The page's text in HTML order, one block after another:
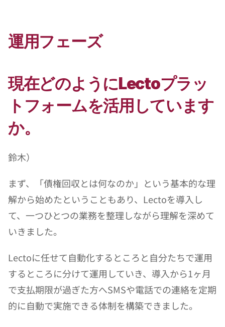
運用フェーズ
現在どのようにLectoプラッ
トフォームを活用しています
か。
鈴木）
まず、「債権回収とは何なのか」という基本的な理
解から始めたということもあり、Lectoを導入し
て、一つひとつの業務を整理しながら理解を深めて
いきました。
Lectoに任せて自動化するところと自分たちで運用
するところに分けて運用していき、導入から1ヶ月
で支払期限が過ぎた方へSMSや電話での連絡を定期
的に自動で実施できる体制を構築できました。